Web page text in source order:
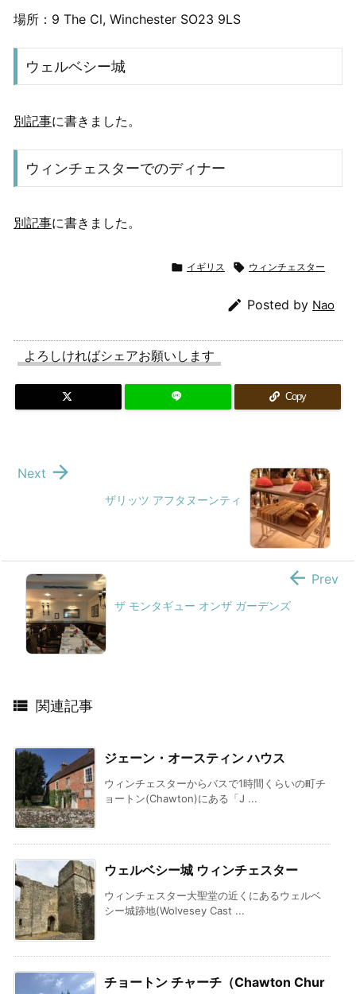
場所：9 The Cl, Winchester SO23 9LS
ウェルベシー城
別記事に書きました。
ウィンチェスターでのディナー
別記事に書きました。
 イギリス  ウィンチェスター
 Posted by Nao
よろしければシェアお願いします
Copy
ザリッツ アフタヌーンティ

Next
ザ モンタギュー オンザ ガーデンズ
 Prev
 関連記事
ジェーン・オースティン ハウス
ウィンチェスターからバスで1時間くらいの町チ
ョートン(Chawton)にある「J ...
ウェルベシー城 ウィンチェスター
ウィンチェスター大聖堂の近くにあるウェルベ
シー城跡地(Wolvesey Cast ...
チョートン チャーチ（Chawton Chur